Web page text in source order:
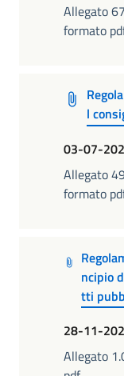
Allegato
formato
l
03-07-
Allegato
formato
ncipio
tti
28-11-
Allegato